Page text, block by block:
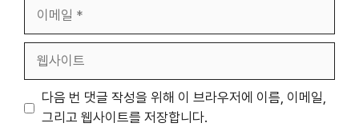
일
트
다음 번 댓글 작성을 위해 이 브라우저에 이름, 이메일,
그리고 웹사이트를 저장합니다.